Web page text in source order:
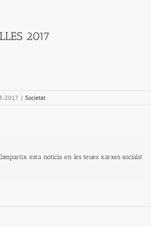
2017
2017 | Societat
esta notícia en les teues xarxes socials!